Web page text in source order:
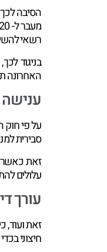
הסיבה
רשאי
בניגוד
האחרונה
סבירית
זאת כאשר
עלולים
עורך
זאת ועוד,
חיצוני